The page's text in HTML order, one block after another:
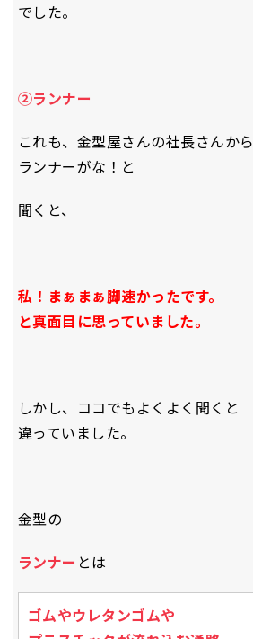
でした。
②ランナー
これも、金型屋さんの社長さんから
ランナーがな！と
聞くと、
私！まぁまぁ脚速かったです。
と真面目に思っていました。
しかし、ココでもよくよく聞くと
違っていました。
金型の
ランナー とは
ゴムやウレタンゴムや